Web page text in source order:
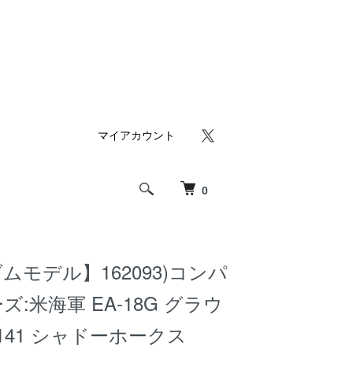
0
マイアカウント
ムモデル】162093)コンパ
:米海軍 EA-18G グラウ
シャドーホークス